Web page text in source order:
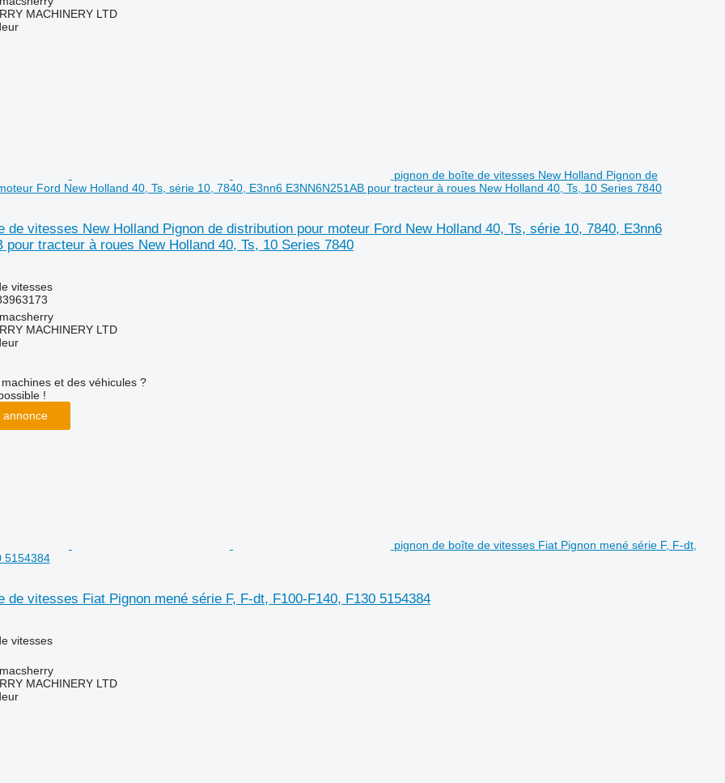
MACHINERY LTD
pignon de boîte de vitesses New Holland Pignon de
Ford New Holland 40, Ts, série 10, 7840, E3nn6 E3NN6N251AB pour tracteur à roues New Holland 40, Ts, 10 Series 7840
de vitesses New Holland Pignon de distribution pour moteur Ford New Holland 40, Ts, série 10, 7840, E3nn6
pour tracteur à roues New Holland 40, Ts, 10 Series 7840
vitesses
MACHINERY LTD
et des véhicules ?
!
annonce
pignon de boîte de vitesses Fiat Pignon mené série F, F-dt,
5154384
de vitesses Fiat Pignon mené série F, F-dt, F100-F140, F130 5154384
vitesses
MACHINERY LTD